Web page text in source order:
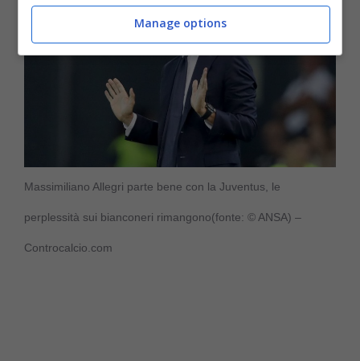
Massimiliano Allegri parte bene con la Juventus, le
perplessità sui bianconeri rimangono(fonte: © ANSA) –
Controcalcio.com
Manage options